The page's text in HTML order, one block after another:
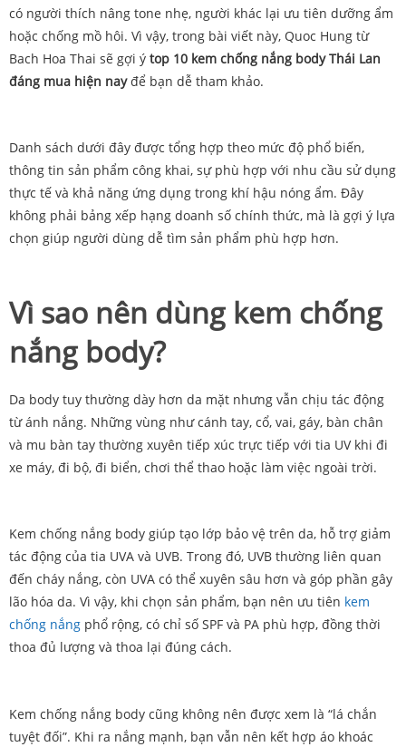
có người thích nâng tone nhẹ, người khác lại ưu tiên dưỡng ẩm
hoặc chống mồ hôi. Vì vậy, trong bài viết này, Quoc Hung từ
Bach Hoa Thai sẽ gợi ý top 10 kem chống nắng body Thái Lan
đáng mua hiện nayđể bạn dễ tham khảo.
Danh sách dưới đây được tổng hợp theo mức độ phổ biến,
thông tin sản phẩm công khai, sự phù hợp với nhu cầu sử dụng
thực tế và khả năng ứng dụng trong khí hậu nóng ẩm. Đây
không phải bảng xếp hạng doanh số chính thức, mà là gợi ý lựa
chọn giúp người dùng dễ tìm sản phẩm phù hợp hơn.
Vì sao nên dùng kem chống
nắng body?
Da body tuy thường dày hơn da mặt nhưng vẫn chịu tác động
từ ánh nắng. Những vùng như cánh tay, cổ, vai, gáy, bàn chân
và mu bàn tay thường xuyên tiếp xúc trực tiếp với tia UV khi đi
xe máy, đi bộ, đi biển, chơi thể thao hoặc làm việc ngoài trời.
Kem chống nắng body giúp tạo lớp bảo vệ trên da, hỗ trợ giảm
tác động của tia UVA và UVB. Trong đó, UVB thường liên quan
đến cháy nắng, còn UVA có thể xuyên sâu hơn và góp phần gây
lão hóa da. Vì vậy, khi chọn sản phẩm, bạn nên ưu tiên kem
chống nắng phổ rộng, có chỉ số SPF và PA phù hợp, đồng thời
thoa đủ lượng và thoa lại đúng cách.
Kem chống nắng body cũng không nên được xem là “lá chắn
tuyệt đối”. Khi ra nắng mạnh, bạn vẫn nên kết hợp áo khoác